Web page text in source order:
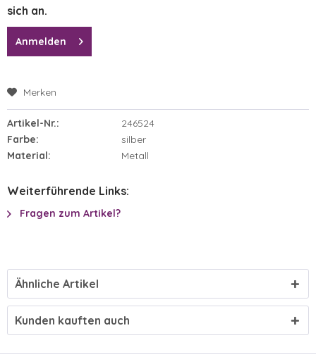
sich an.
Anmelden
Merken
Artikel-Nr.:
246524
Farbe:
silber
Material:
Metall
Weiterführende Links:
Fragen zum Artikel?
Ähnliche Artikel
Kunden kauften auch